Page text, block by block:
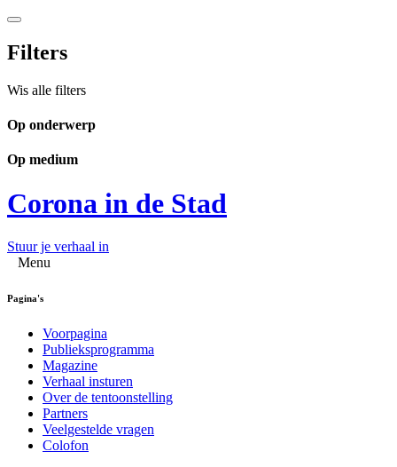
Filters
Wis alle filters
Op onderwerp
Op medium
Corona in de Stad
Stuur je verhaal in
Menu
Pagina's
Voorpagina
Publieksprogramma
Magazine
Verhaal insturen
Over de tentoonstelling
Partners
Veelgestelde vragen
Colofon